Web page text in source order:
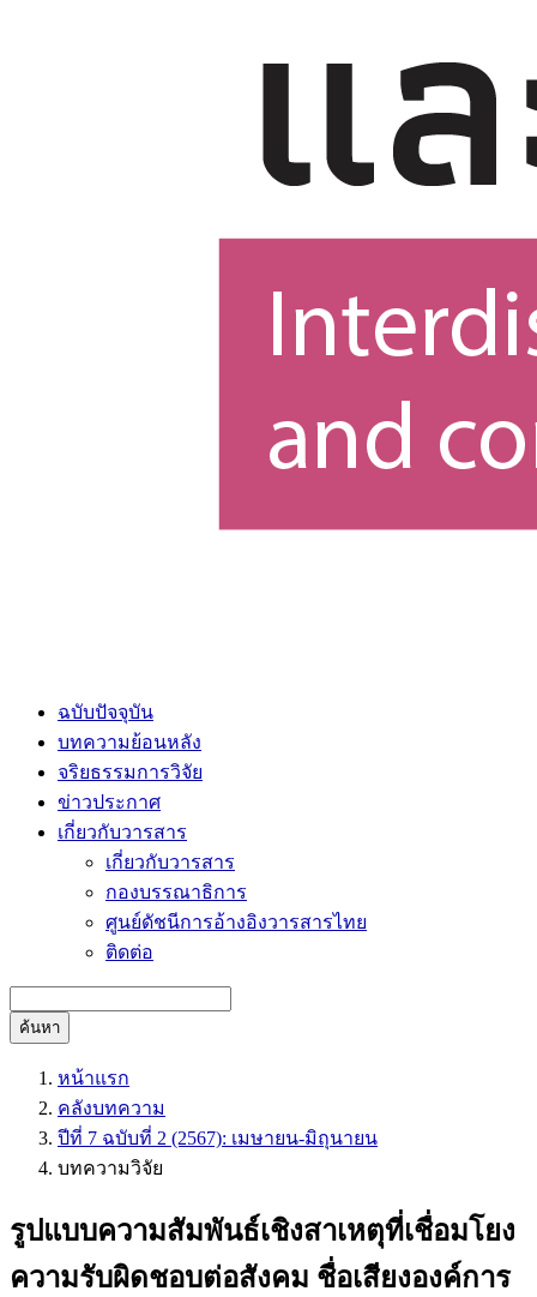
ฉบับปัจจุบัน
บทความย้อนหลัง
จริยธรรมการวิจัย
ข่าวประกาศ
เกี่ยวกับวารสาร
เกี่ยวกับวารสาร
กองบรรณาธิการ
ศูนย์ดัชนีการอ้างอิงวารสารไทย
ติดต่อ
ค้นหา
หน้าแรก
คลังบทความ
ปีที่ 7 ฉบับที่ 2 (2567): เมษายน-มิถุนายน
บทความวิจัย
รูปแบบความสัมพันธ์เชิงสาเหตุที่เชื่อมโยง
ความรับผิดชอบต่อสังคม ชื่อเสียงองค์การ